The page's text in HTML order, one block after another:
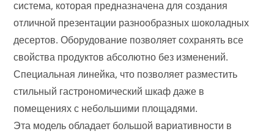
система, которая предназначена для создания
отличной презентации разнообразных шоколадных
десертов. Оборудование позволяет сохранять все
свойства продуктов абсолютно без изменений.
Специальная линейка, что позволяет разместить
стильный гастрономический шкаф даже в
помещениях с небольшими площадями.
Эта модель обладает большой вариативности в